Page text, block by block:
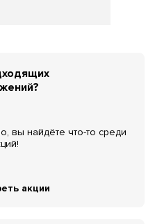
вы найдёте что-то среди
акции